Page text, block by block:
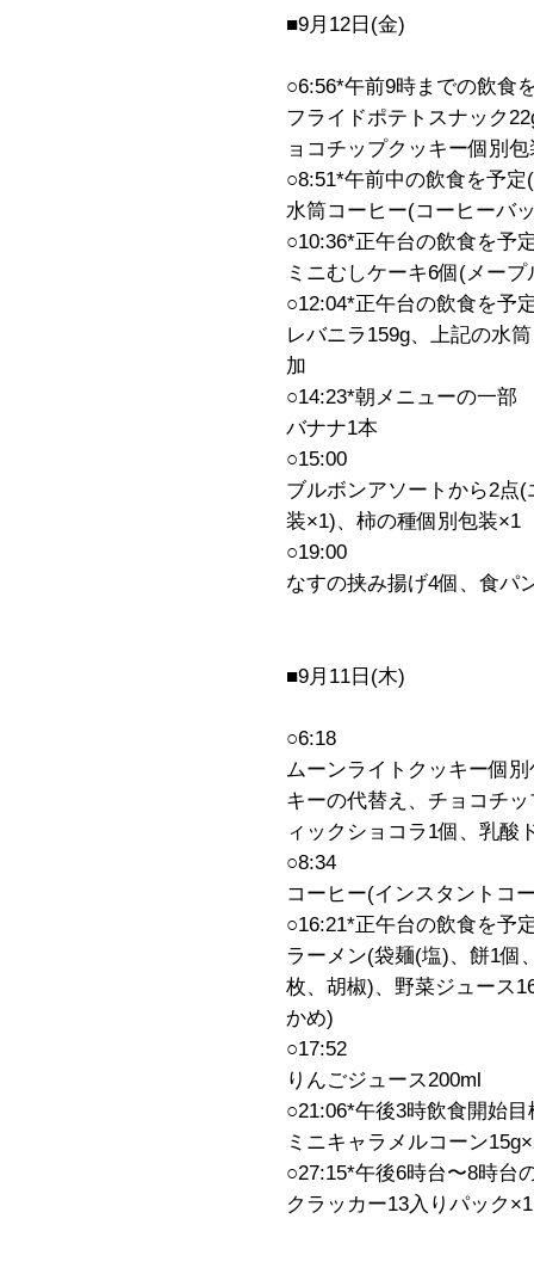
■9月12日(金)
○6:56*午前9時までの飲食
フライドポテトスナック
ョコチップクッキー個別
○8:51*午前中の飲食を予
水筒コーヒー(コーヒーバ
○10:36*正午台の飲食を予
ミニむしケーキ6個(メー
○12:04*正午台の飲食を予
レバニラ159g、上記の水
加
○14:23*朝メニューの一部
バナナ1本
○15:00
ブルボンアソートから2点
装×1)、柿の種個別包装×1
○19:00
なすの挟み揚げ4個、食パ
■9月11日(木)
○6:18
ムーンライトクッキー個
キーの代替え、チョコチ
ィックショコラ1個、乳酸
○8:34
コーヒー(インスタントコ
○16:21*正午台の飲食を予
ラーメン(袋麺(塩)、餅1個
枚、胡椒)、野菜ジュース
かめ)
○17:52
りんごジュース200ml
○21:06*午後3時飲食開始目
ミニキャラメルコーン
○27:15*午後6時台〜8時台
クラッカー13入りパック